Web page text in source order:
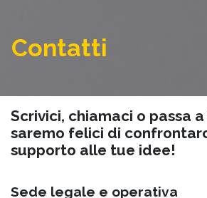
Contatti
Scrivici, chiamaci o passa
saremo felici di
supporto alle tue idee!
Sede legale e operativa